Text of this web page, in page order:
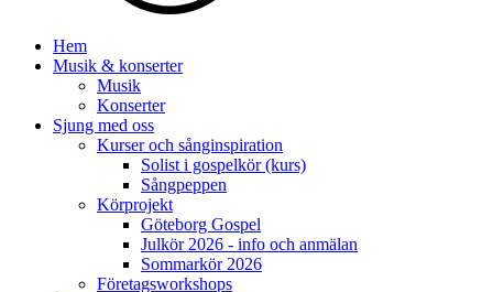
Hem
Musik & konserter
Musik
Konserter
Sjung med oss
Kurser och sånginspiration
Solist i gospelkör (kurs)
Sångpeppen
Körprojekt
Göteborg Gospel
Julkör 2026 - info och anmälan
Sommarkör 2026
Företagsworkshops